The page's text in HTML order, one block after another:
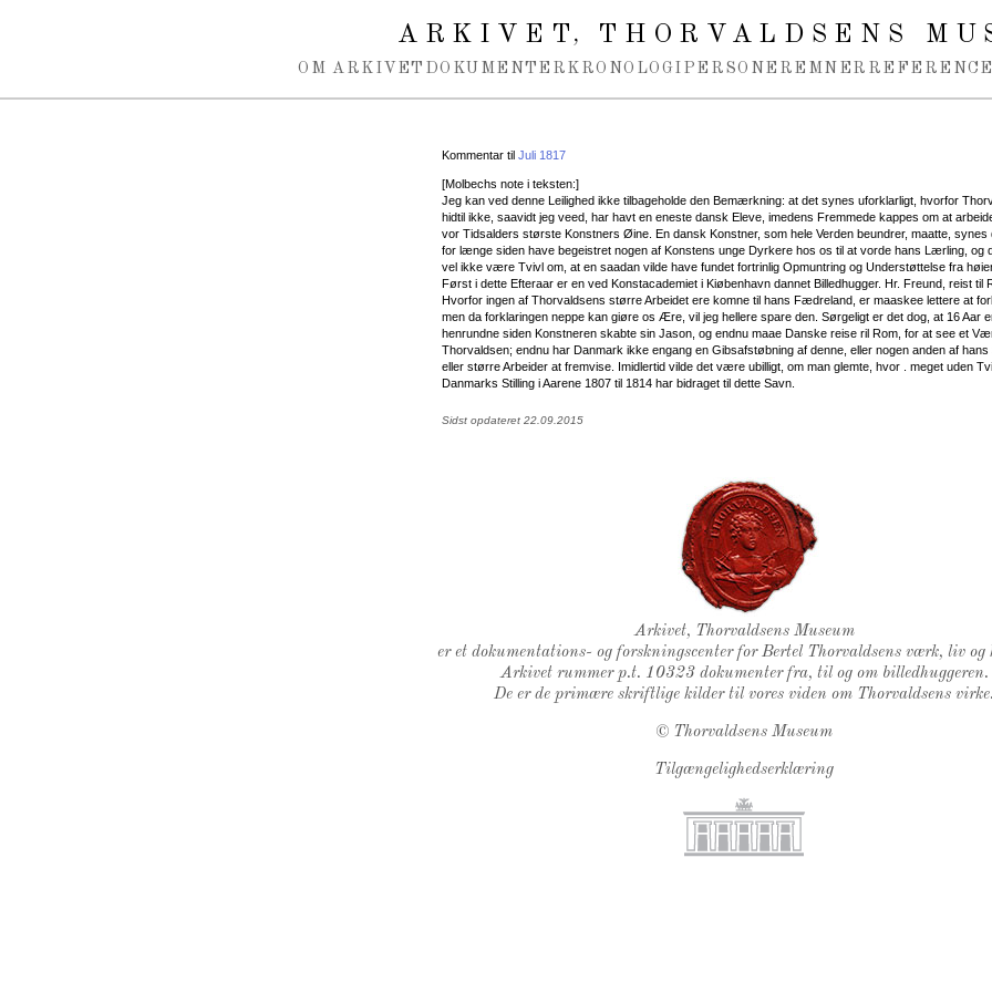
ARKIVET, THORVALDSENS
OM ARKIVET DOKUMENTER KRONOLOGI PERSONER EMNER
Kommentar til Juli 1817
[Molbechs note i teksten:]
Jeg kan ved denne Leilighed ikke tilbageholde den Bemærkning: at det synes uforklarligt, hvorfor
hidtil ikke, saavidt jeg veed, har havt en eneste dansk Eleve, imedens Fremmede kappes om at
vor Tidsalders største Konstners Øine. En dansk Konstner, som hele Verden beundrer, maatte, synes
for længe siden have begeistret nogen af Konstens unge Dyrkere hos os til at vorde hans Lærling, og
vel ikke være Tvivl om, at en saadan vilde have fundet fortrinlig Opmuntring og Understøttelse fra
Først i dette Efteraar er en ved Konstacademiet i Kiøbenhavn dannet Billedhugger. Hr. Freund, reist til
Hvorfor ingen af Thorvaldsens større Arbeidet ere komne til hans Fædreland, er maaskee lettere at
men da forklaringen neppe kan giøre os Ære, vil jeg hellere spare den. Sørgeligt er det dog, at 16 Aar
henrundne siden Konstneren skabte sin Jason, og endnu maae Danske reise ril Rom, for at see et
Thorvaldsen; endnu har Danmark ikke engang en Gibsafstøbning af denne, eller nogen anden af hans
eller større Arbeider at fremvise. Imidlertid vilde det være ubilligt, om man glemte, hvor . meget uden
Danmarks Stilling i Aarene 1807 til 1814 har bidraget til dette Savn.
Sidst opdateret 22.09.2015
Thorvaldsens Segl
Arkivet, Thorvaldsens Museum
er et dokumentations- og forskningscenter for Bertel Thorvaldsens værk, liv og
Arkivet rummer p.t. 10323 dokumenter fra, til og om billedhuggeren.
De er de primære skriftlige kilder til vores viden om Thorvaldsens virke.
© Thorvaldsens Museum
Tilgængelighedserklæring